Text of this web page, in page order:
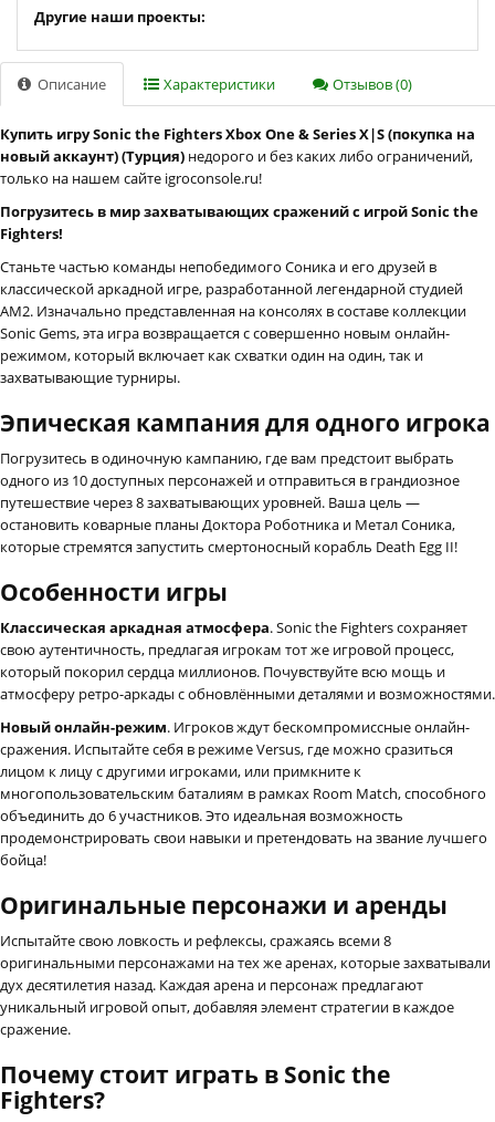
Другие наши проекты:
Описание Характеристики Отзывов (0)
Купить игру Sonic the Fighters Xbox One & Series X|S (покупка на
новый аккаунт) (Турция) недорого и без каких либо ограничений,
только на нашем сайте igroconsole.ru!
Погрузитесь в мир захватывающих сражений с игрой Sonic the
Fighters!
Станьте частью команды непобедимого Соника и его друзей в
классической аркадной игре, разработанной легендарной студией
AM2. Изначально представленная на консолях в составе коллекции
Sonic Gems, эта игра возвращается с совершенно новым онлайн-
режимом, который включает как схватки один на один, так и
захватывающие турниры.
Эпическая кампания для одного игрока
Погрузитесь в одиночную кампанию, где вам предстоит выбрать
одного из 10 доступных персонажей и отправиться в грандиозное
путешествие через 8 захватывающих уровней. Ваша цель —
остановить коварные планы Доктора Роботника и Метал Соника,
которые стремятся запустить смертоносный корабль Death Egg II!
Особенности игры
Классическая аркадная атмосфера. Sonic the Fighters сохраняет
свою аутентичность, предлагая игрокам тот же игровой процесс,
который покорил сердца миллионов. Почувствуйте всю мощь и
атмосферу ретро-аркады с обновлёнными деталями и возможностями.
Новый онлайн-режим. Игроков ждут бескомпромиссные онлайн-
сражения. Испытайте себя в режиме Versus, где можно сразиться
лицом к лицу с другими игроками, или примкните к
многопользовательским баталиям в рамках Room Match, способного
объединить до 6 участников. Это идеальная возможность
продемонстрировать свои навыки и претендовать на звание лучшего
бойца!
Оригинальные персонажи и аренды
Испытайте свою ловкость и рефлексы, сражаясь всеми 8
оригинальными персонажами на тех же аренах, которые захватывали
дух десятилетия назад. Каждая арена и персонаж предлагают
уникальный игровой опыт, добавляя элемент стратегии в каждое
сражение.
Почему стоит играть в Sonic the
Fighters?